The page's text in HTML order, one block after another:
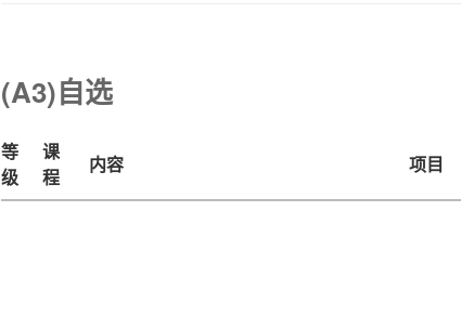
(A3)自选
等
级
课
程
内容 项目